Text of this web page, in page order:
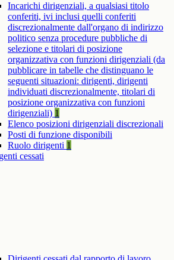
Incarichi dirigenziali, a qualsiasi titolo
conferiti, ivi inclusi quelli conferiti
discrezionalmente dall'organo di indirizzo
politico senza procedure pubbliche di
selezione e titolari di posizione
organizzativa con funzioni dirigenziali (da
pubblicare in tabelle che distinguano le
seguenti situazioni: dirigenti, dirigenti
individuati discrezionalmente, titolari di
posizione organizzativa con funzioni
dirigenziali) 1
Elenco posizioni dirigenziali discrezionali
Posti di funzione disponibili
Ruolo dirigenti 1
cessati